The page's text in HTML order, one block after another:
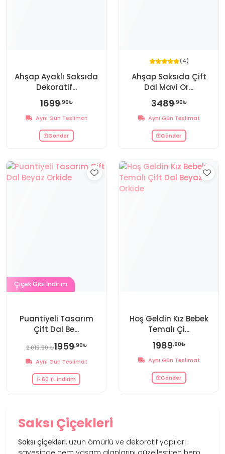
Ahşap Ayaklı Saksıda
Dekoratif...
1699,90₺
Aynı Gün Teslimat
Gönder
(4)
Ahşap Saksıda Çift
Dal Mavi Or...
3489,90₺
Aynı Gün Teslimat
Gönder
Çiçek Gibi İndirim
Puantiyeli Tasarım
Çift Dal Be...
2,019.90 ₺1959,90₺
Aynı Gün Teslimat
60 TL İndirim
Hoş Geldin Kız Bebek
Temalı Çi...
1989,90₺
Aynı Gün Teslimat
Gönder
Saksı Çiçekleri
Saksı çiçekleri, uzun ömürlü ve dekoratif yapıları